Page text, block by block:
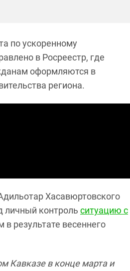
по ускоренному
в Росреестр, где
оформляются в
региона.
Хасавюртовского
личный контроль ситуацию с
результате весеннего
Кавказе в конце марта и